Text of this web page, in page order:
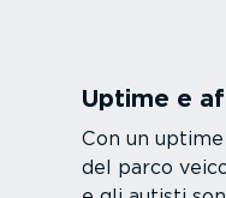
Uptime e
Con un
del parco